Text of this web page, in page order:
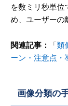
を数ミリ秒単
め、ユーザーの
関連記事： 「類
ーン・注意点・
画像分類の